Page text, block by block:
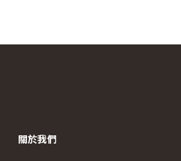
關於我們